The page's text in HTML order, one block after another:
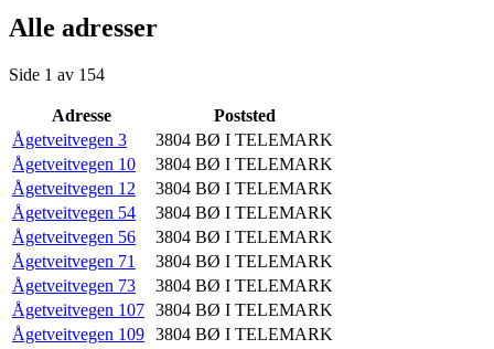
Alle adresser
Side 1 av 154
Adresse
Poststed
Ågetveitvegen 3
3804 BØ I TELEMARK
Ågetveitvegen 10
3804 BØ I TELEMARK
Ågetveitvegen 12
3804 BØ I TELEMARK
Ågetveitvegen 54
3804 BØ I TELEMARK
Ågetveitvegen 56
3804 BØ I TELEMARK
Ågetveitvegen 71
3804 BØ I TELEMARK
Ågetveitvegen 73
3804 BØ I TELEMARK
Ågetveitvegen 107 3804 BØ I TELEMARK
Ågetveitvegen 109 3804 BØ I TELEMARK